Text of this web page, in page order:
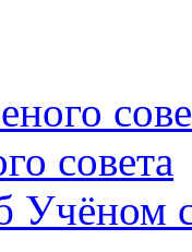
совета
Учёном